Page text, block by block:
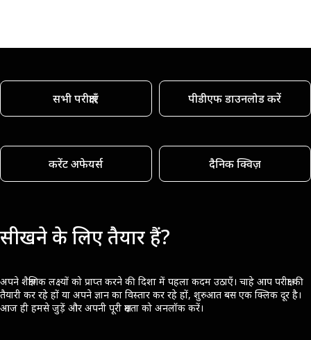
सभी परीक्षाएँ पीडीएफ डाउनलोड करें
करेंट अफेयर्स दैनिक क्विज़
सीखने के लिए तैयार हैं?
अपने शैक्षणिक लक्ष्यों को प्राप्त करने की दिशा में पहला कदम उठाएँ। चाहे आप परीक्षा की
तैयारी कर रहे हों या अपने ज्ञान का विस्तार कर रहे हों, शुरुआत बस एक क्लिक दूर है।
आज ही हमसे जुड़ें और अपनी पूरी क्षमता को अनलॉक करें।